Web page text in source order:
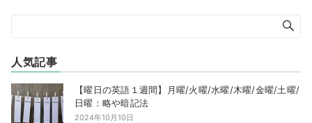
人気記事
【曜日の英語１週間】月曜/火曜/水曜/木曜/金曜/土曜/
日曜：略や暗記法
2024年10月10日